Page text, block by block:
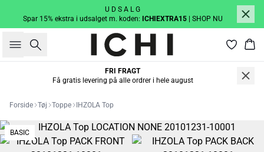
U D S A L G
Spar 15% ekstra i udsalget m. koden: ICHIEXTRA15| SHOP NU
Søg
FRI FRAGT
Få gratis levering på alle ordrer i hele august
Forside Tøj Toppe IHZOLA Top
BASIC